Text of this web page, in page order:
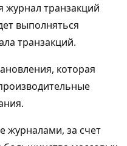
журнал транзакций
выполняться
транзакций.
которая
журналами, за счет